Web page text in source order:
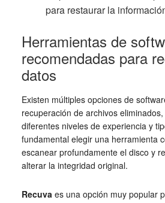
para restaurar la
Herramientas de
recomendadas para
datos
Existen múltiples opciones de
recuperación de archivos
diferentes niveles de experiencia y
fundamental elegir una herramienta
escanear profundamente el disco y
alterar la integridad original.
Recuva es una opción muy popular